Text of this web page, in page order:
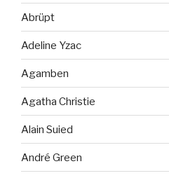
Abrüpt
Adeline Yzac
Agamben
Agatha Christie
Alain Suied
André Green